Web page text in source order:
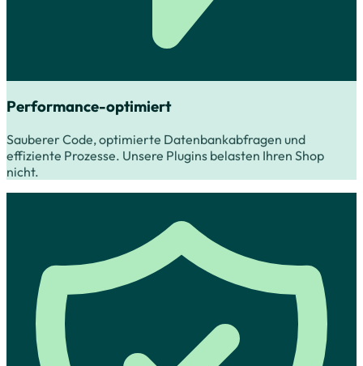
Performance-optimiert
Sauberer Code, optimierte Datenbankabfragen und
effiziente Prozesse. Unsere Plugins belasten Ihren Shop
nicht.